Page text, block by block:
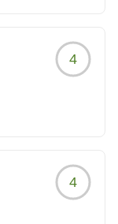
15062?
お褒めの言葉
牛をメインと
しては、ご不
4
4